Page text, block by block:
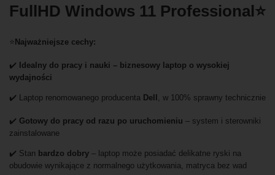
FullHD Windows 11 Professional⭐
⭐ Najważniejsze cechy:
✔️
Idealny do pracy i nauki – biznesowy laptop o wysokiej
wydajności
✔️ Laptop renomowanego producenta Dell , w 100% sprawny technicznie
✔️ Gotowy do pracy od razu po uruchomieniu – system i sterowniki
zainstalowane
✔️ Stan bardzo dobry – laptop może posiadać delikatne ryski na
obudowie wynikające z normalnego użytkowania, matryca bez wad